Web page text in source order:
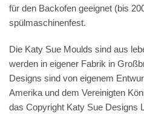
für den Backofen geeignet (bis
spülmaschinenfest.
Die Katy Sue Moulds sind aus
werden in eigener Fabrik in
Designs sind von eigenem
Amerika und dem Vereinigten
das Copyright Katy Sue Designs